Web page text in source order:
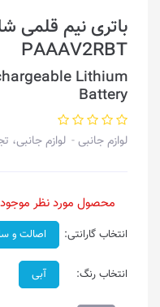
باتری نیم قلمی
PAAAV2RBT
Lithium
Battery
لوازم جانبی لوازم جانبی،
محصول مورد نظر
انتخاب گارانتی: اصالت و
انتخاب رنگ: آبی